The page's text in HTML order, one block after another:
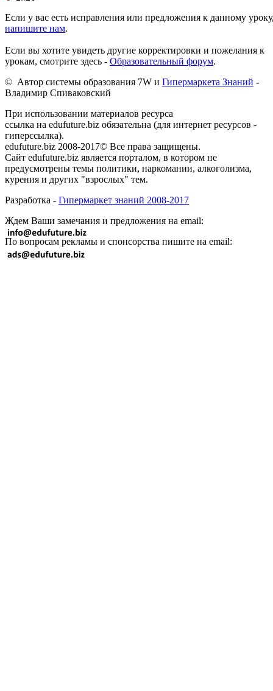
Если у вас есть исправления или предложения к данному
напишите нам.
Если вы хотите увидеть другие корректировки и пожелания к
урокам, смотрите здесь - Образовательный форум.
© Автор системы образования 7W и Гипермаркета Знаний -
Владимир Спиваковский
При использовании материалов ресурса
ссылка на edufuture.biz обязательна (для интернет ресурсов -
гиперссылка).
edufuture.biz 2008-2017© Все права защищены.
Сайт edufuture.biz является порталом, в котором не
предусмотрены темы политики, наркомании, алкоголизма,
курения и других "взрослых" тем.
Разработка - Гипермаркет знаний 2008-2017
Ждем Ваши замечания и предложения на email:
По вопросам рекламы и спонсорства пишите на email: